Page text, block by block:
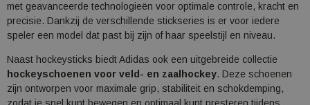
met geavanceerde technologieën voor optimale controle, kracht en
precisie. Dankzij de verschillende stickseries is er voor iedere
speler een model dat past bij zijn of haar speelstijl en niveau.
Naast hockeysticks biedt Adidas ook een uitgebreide collectie
hockeyschoenen voor veld- en zaalhockey. Deze schoenen
zijn ontworpen voor maximale grip, stabiliteit en schokdemping,